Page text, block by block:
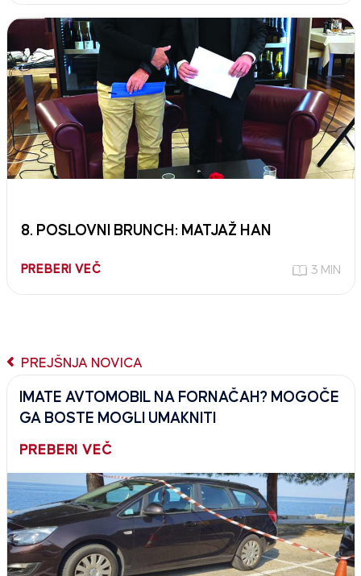
8. POSLOVNI BRUNCH: MATJAŽ HAN
PREBERI VEČ 3 MIN
PREJŠNJA NOVICA
IMATE AVTOMOBIL NA FORNAČAH? MOGOČE
GA BOSTE MOGLI UMAKNITI
PREBERI VEČ